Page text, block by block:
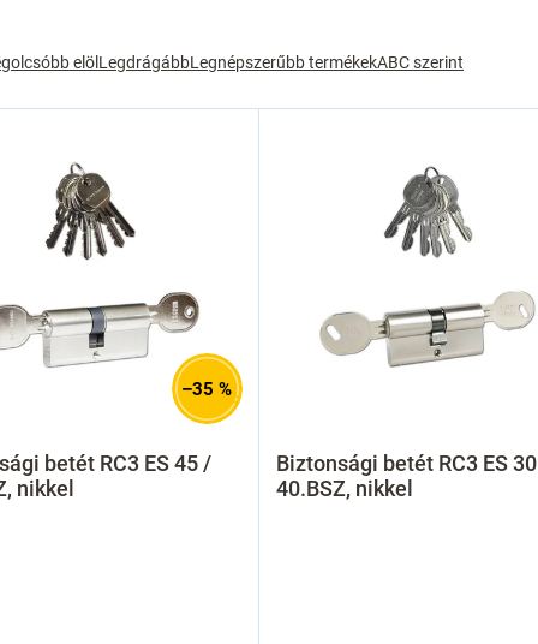
elöl LegdrágábbLegnépszerűbb termékekABC szerint
–35 %
betét RC3 ES 45 /
nikkel
Biztonsági betét RC3 ES
40.BSZ, nikkel